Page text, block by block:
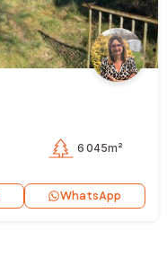
6 045m²
WhatsApp